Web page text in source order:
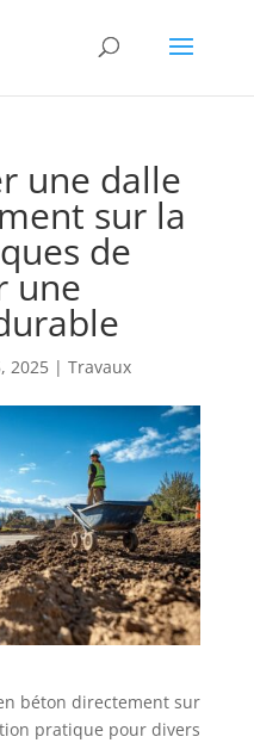
une dalle
sur la
de
une
2025| Travaux
béton directement sur
pratique pour divers